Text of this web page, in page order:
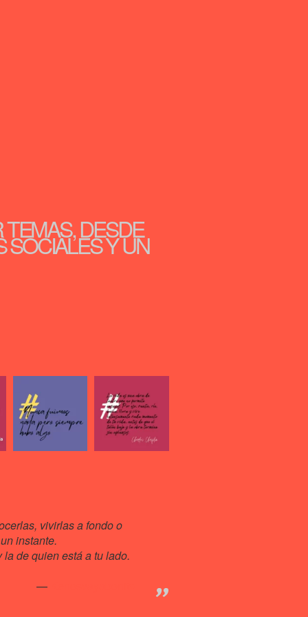
DESDE
SOCIALES Y UN
vivirlas a fondo o
instante.
de quien está a tu lado.